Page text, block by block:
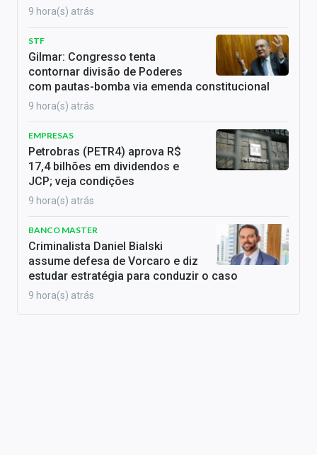
9 hora(s) atrás
STF
Gilmar: Congresso tenta
contornar divisão de Poderes
com pautas-bomba via emenda constitucional
9 hora(s) atrás
EMPRESAS
Petrobras (PETR4) aprova R$
17,4 bilhões em dividendos e
JCP; veja condições
9 hora(s) atrás
BANCO MASTER
Criminalista Daniel Bialski
assume defesa de Vorcaro e diz
estudar estratégia para conduzir o caso
9 hora(s) atrás